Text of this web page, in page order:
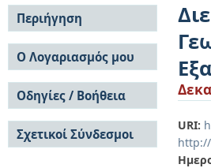
URI:
Περιήγηση
Σε όλο το DSpace
Κοινότητες & Συλλογές
Ανά Ημερομηνία
Έκδοσης
Συγγραφείς
Τίτλοι
Θέματα
Ο Λογαριασμός μου
Σύνδεση
Εγγραφή
Οδηγίες / Βοήθεια
Οδηγίες Υποβολής
Οδηγίες Χρήσης ΙΑ
Συχνές Ερωτήσεις
Σχετικοί Σύνδεσμοι